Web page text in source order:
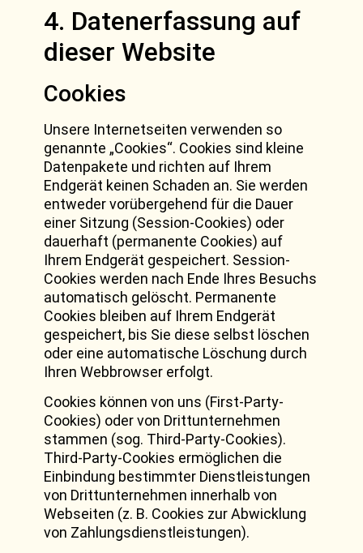
4. Datenerfassung auf
dieser Website
Cookies
Unsere Internetseiten verwenden so
genannte „Cookies“. Cookies sind kleine
Datenpakete und richten auf Ihrem
Endgerät keinen Schaden an. Sie werden
entweder vorübergehend für die Dauer
einer Sitzung (Session-Cookies) oder
dauerhaft (permanente Cookies) auf
Ihrem Endgerät gespeichert. Session-
Cookies werden nach Ende Ihres Besuchs
automatisch gelöscht. Permanente
Cookies bleiben auf Ihrem Endgerät
gespeichert, bis Sie diese selbst löschen
oder eine automatische Löschung durch
Ihren Webbrowser erfolgt.
Cookies können von uns (First-Party-
Cookies) oder von Drittunternehmen
stammen (sog. Third-Party-Cookies).
Third-Party-Cookies ermöglichen die
Einbindung bestimmter Dienstleistungen
von Drittunternehmen innerhalb von
Webseiten (z. B. Cookies zur Abwicklung
von Zahlungsdienstleistungen).